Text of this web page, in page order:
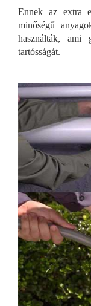
Ennek az extra
minőségű
használták, ami
tartósságát.